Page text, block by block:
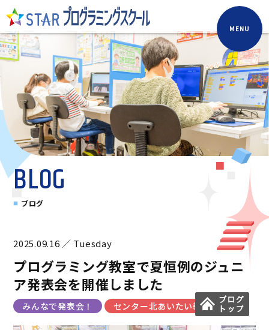
MENU
BLOG
ブログ
2025.09.16 ／ Tuesday
プログラミング教室で夏恒例のジュニ
ア発表会を開催しました
みんなで発表会！ センター北あいたい教室